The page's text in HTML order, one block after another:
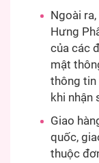
Ngoài
Hưng
của các
mật
thông tin
khi nhận
Giao
quốc,
thuộc